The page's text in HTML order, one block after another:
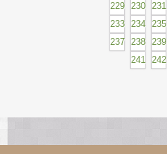
229
230 231
233
234 235
237
238 239
241
242